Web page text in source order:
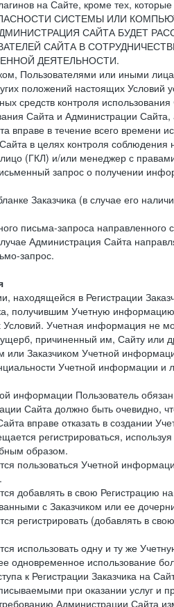
на Сайте, кроме тех,
СИСТЕМЫ ИЛИ
САЙТА БУДЕТ
САЙТА В
ДЕЯТЕЛЬНОСТИ.
Пользователями или иными
положений настоящих Условий
средств контроля
Сайта и Администрации
вправе в течение всего времени
в целях контроля
(ГКЛ) и/или менеджер с
запрос о получении
Заказчика (в случае его
письма-запроса направленного
Администрация Сайта
запрос.
находящейся в Регистрации
получившим Учетную
Учетная информация не
ущерб, причиненный им, Сайту
или Заказчиком Учетной
Учетной информации
информации Пользователь
Сайта должно быть очевидно,
вправе отказать в создании
регистрироваться,
образом.
пользоваться Учетной
добавлять в свою Регистрацию
с Заказчиком или ее
регистрировать (добавлять в
использовать одну и ту же
одновременное использование
к Регистрации Заказчика на
при оказании услуг и
Администрации Сайта